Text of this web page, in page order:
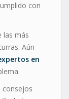
con
las más
Aún
en
consejos